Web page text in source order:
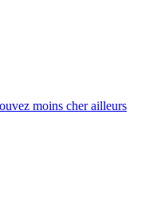
moins cher ailleurs